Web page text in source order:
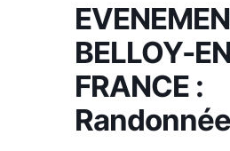
BELLOY-
FRANCE :